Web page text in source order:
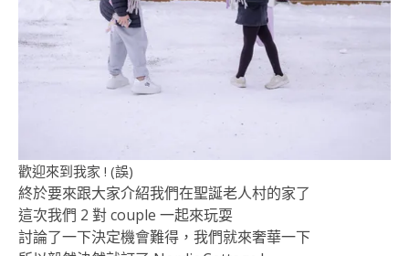
歡迎來到我家 ! (誤)
終於要來跟大家介紹我們在聖誕老人村的家了
這次我們 2 對 couple 一起來玩耍
討論了一下決定機會難得，我們就來奢華一下